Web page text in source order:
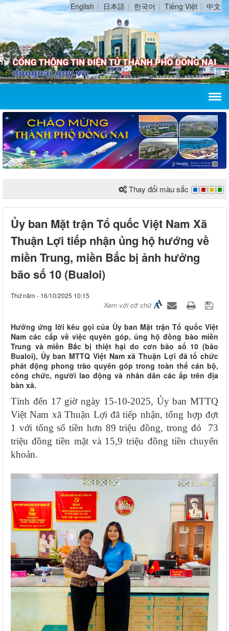
English 日本語 한국어 Tiếng Việt 中文
Thay đổi màu sắc
Ủy ban Mặt trận Tổ quốc Việt Nam Xã
Thuận Lợi tiếp nhận ủng hộ hướng về
miền Trung, miền Bắc bị ảnh hưởng
bão số 10 (Bualoi)
Thứ năm - 16/10/2025 10:15
Xem với cỡ chữ
Hưởng ứng lời kêu gọi của Ủy ban Mặt trận Tổ quốc Việt
Nam các cấp về việc quyên góp, ủng hộ đồng bào miền
Trung và miền Bắc bị thiệt hại do cơn bão số 10 (bão
Bualoi), Ủy ban MTTQ Việt Nam xã Thuận Lợi đã tổ chức
phát động phong trào quyên góp trong toàn thể cán bộ,
công chức, người lao động và nhân dân các ấp trên địa
bàn xã.
Tính đến 17 giờ ngày 15-10-2025, Ủy ban MTTQ
Việt Nam xã Thuận Lợi đã tiếp nhận, tổng hợp đợt
1 với tổng số tiền hơn 89 triệu đồng, trong đó
73
triệu đồng tiền mặt và 1 5,9 triệu đồng tiền chuyển
khoản.